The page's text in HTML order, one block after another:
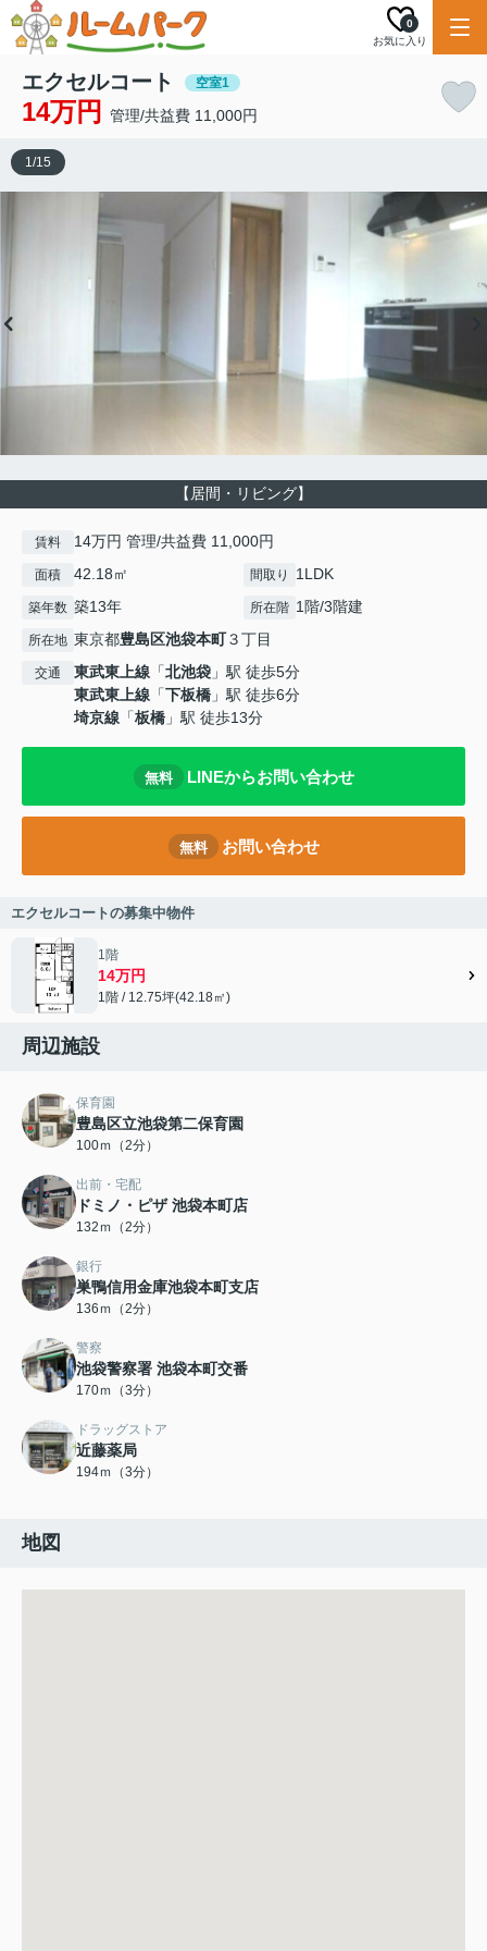
お気に入り
0
エクセルコート 空室1
14万円 管理/共益費 11,000円
【居間・リビング】
1/15
賃料 14万円 管理/共益費 11,000円
面積 42.18㎡ 間取り 1LDK
築年数 築13年 所在階 1階/3階建
所在地 東京都豊島区池袋本町３丁目
交通 東武東上線 「北池袋 」駅 徒歩5分
東武東上線 「下板橋 」駅 徒歩6分
埼京線 「板橋 」駅 徒歩13分
無料 LINEからお問い合わせ
無料 お問い合わせ
エクセルコートの募集中物件
1階
14万円
1階 / 12.75坪(42.18㎡)
周辺施設
保育園
豊島区立池袋第二保育園
100ｍ（2分）
出前・宅配
ドミノ・ピザ 池袋本町店
132ｍ（2分）
銀行
巣鴨信用金庫池袋本町支店
136ｍ（2分）
警察
池袋警察署 池袋本町交番
170ｍ（3分）
ドラッグストア
近藤薬局
194ｍ（3分）
地図